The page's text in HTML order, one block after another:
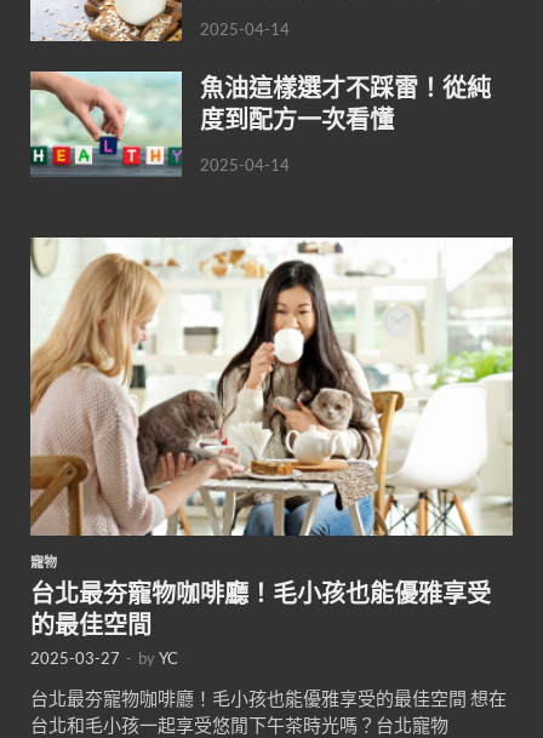
2025-04-14
魚油這樣選才不踩雷！從純
度到配方一次看懂
2025-04-14
寵物
台北最夯寵物咖啡廳！毛小孩也能優雅享受
的最佳空間
2025-03-27 - byYC
台北最夯寵物咖啡廳！毛小孩也能優雅享受的最佳空間 想在
台北和毛小孩一起享受悠閒下午茶時光嗎？台北寵物